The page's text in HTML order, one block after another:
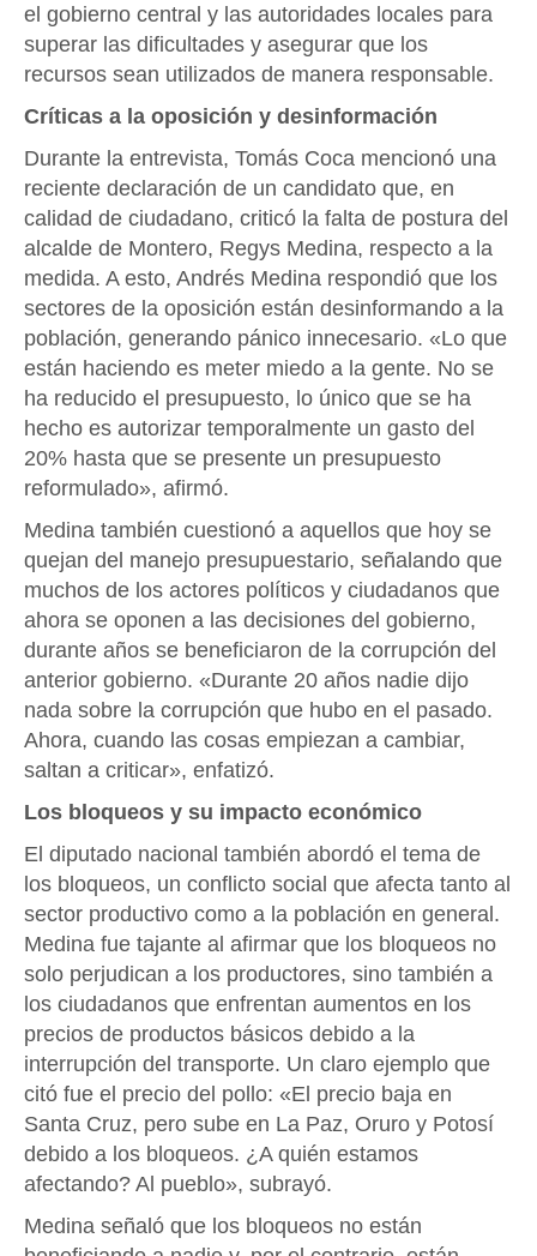
el gobierno central y las autoridades locales para
superar las dificultades y asegurar que los
recursos sean utilizados de manera responsable.
Críticas a la oposición y desinformación
Durante la entrevista, Tomás Coca mencionó una
reciente declaración de un candidato que, en
calidad de ciudadano, criticó la falta de postura del
alcalde de Montero, Regys Medina, respecto a la
medida. A esto, Andrés Medina respondió que los
sectores de la oposición están desinformando a la
población, generando pánico innecesario. «Lo que
están haciendo es meter miedo a la gente. No se
ha reducido el presupuesto, lo único que se ha
hecho es autorizar temporalmente un gasto del
20% hasta que se presente un presupuesto
reformulado», afirmó.
Medina también cuestionó a aquellos que hoy se
quejan del manejo presupuestario, señalando que
muchos de los actores políticos y ciudadanos que
ahora se oponen a las decisiones del gobierno,
durante años se beneficiaron de la corrupción del
anterior gobierno. «Durante 20 años nadie dijo
nada sobre la corrupción que hubo en el pasado.
Ahora, cuando las cosas empiezan a cambiar,
saltan a criticar», enfatizó.
Los bloqueos y su impacto económico
El diputado nacional también abordó el tema de
los bloqueos, un conflicto social que afecta tanto al
sector productivo como a la población en general.
Medina fue tajante al afirmar que los bloqueos no
solo perjudican a los productores, sino también a
los ciudadanos que enfrentan aumentos en los
precios de productos básicos debido a la
interrupción del transporte. Un claro ejemplo que
citó fue el precio del pollo: «El precio baja en
Santa Cruz, pero sube en La Paz, Oruro y Potosí
debido a los bloqueos. ¿A quién estamos
afectando? Al pueblo», subrayó.
Medina señaló que los bloqueos no están